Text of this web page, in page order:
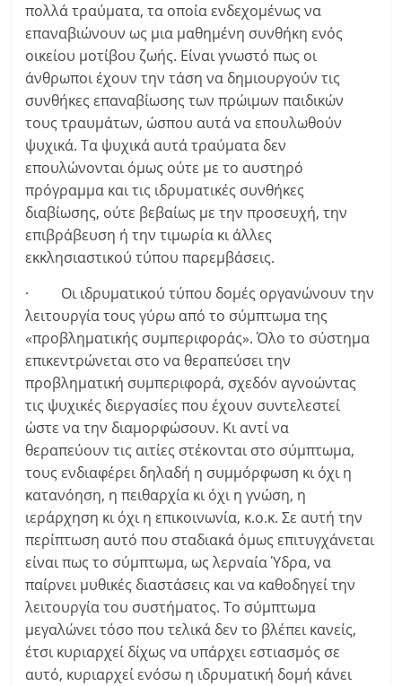
πολλά τραύματα, τα οποία ενδεχομένως να
επαναβιώνουν ως μια μαθημένη συνθήκη ενός
οικείου μοτίβου ζωής. Είναι γνωστό πως οι
άνθρωποι έχουν την τάση να δημιουργούν τις
συνθήκες επαναβίωσης των πρώιμων παιδικών
τους τραυμάτων, ώσπου αυτά να επουλωθούν
ψυχικά. Τα ψυχικά αυτά τραύματα δεν
επουλώνονται όμως ούτε με το αυστηρό
πρόγραμμα και τις ιδρυματικές συνθήκες
διαβίωσης, ούτε βεβαίως με την προσευχή, την
επιβράβευση ή την τιμωρία κι άλλες
εκκλησιαστικού τύπου παρεμβάσεις.
· Οι ιδρυματικού τύπου δομές οργανώνουν την
λειτουργία τους γύρω από το σύμπτωμα της
«προβληματικής συμπεριφοράς». Όλο το σύστημα
επικεντρώνεται στο να θεραπεύσει την
προβληματική συμπεριφορά, σχεδόν αγνοώντας
τις ψυχικές διεργασίες που έχουν συντελεστεί
ώστε να την διαμορφώσουν. Κι αντί να
θεραπεύουν τις αιτίες στέκονται στο σύμπτωμα,
τους ενδιαφέρει δηλαδή η συμμόρφωση κι όχι η
κατανόηση, η πειθαρχία κι όχι η γνώση, η
ιεράρχηση κι όχι η επικοινωνία, κ.ο.κ. Σε αυτή την
περίπτωση αυτό που σταδιακά όμως επιτυγχάνεται
είναι πως το σύμπτωμα, ως λερναία Ύδρα, να
παίρνει μυθικές διαστάσεις και να καθοδηγεί την
λειτουργία του συστήματος. Το σύμπτωμα
μεγαλώνει τόσο που τελικά δεν το βλέπει κανείς,
έτσι κυριαρχεί δίχως να υπάρχει εστιασμός σε
αυτό, κυριαρχεί ενόσω η ιδρυματική δομή κάνει